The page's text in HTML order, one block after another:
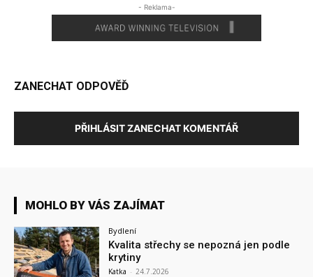
- Reklama-
ZANECHAT ODPOVĚĎ
PŘIHLÁSIT ZANECHAT KOMENTÁŘ
MOHLO BY VÁS ZAJÍMAT
Bydlení
Kvalita střechy se nepozná jen podle
krytiny
Katka - 24.7.2026